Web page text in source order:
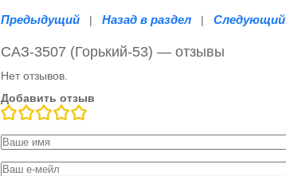
Предыдущий | Назад в раздел | Следующий
САЗ-3507 (Горький-53) — отзывы
Нет отзывов.
Добавить отзыв